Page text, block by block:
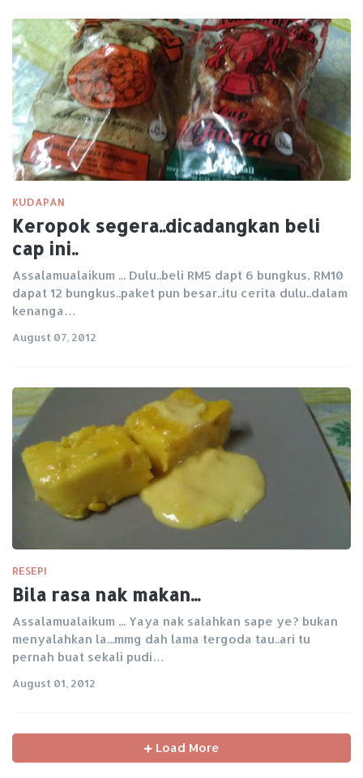
KUDAPAN
Keropok segera..dicadangkan beli
cap ini..
Assalamualaikum ... Dulu..beli RM5 dapt 6 bungkus, RM10
dapat 12 bungkus..paket pun besar..itu cerita dulu..dalam
kenanga…
August 07, 2012
RESEPI
Bila rasa nak makan...
Assalamualaikum ... Yaya nak salahkan sape ye? bukan
menyalahkan la...mmg dah lama tergoda tau..ari tu
pernah buat sekali pudi…
August 01, 2012
Load More